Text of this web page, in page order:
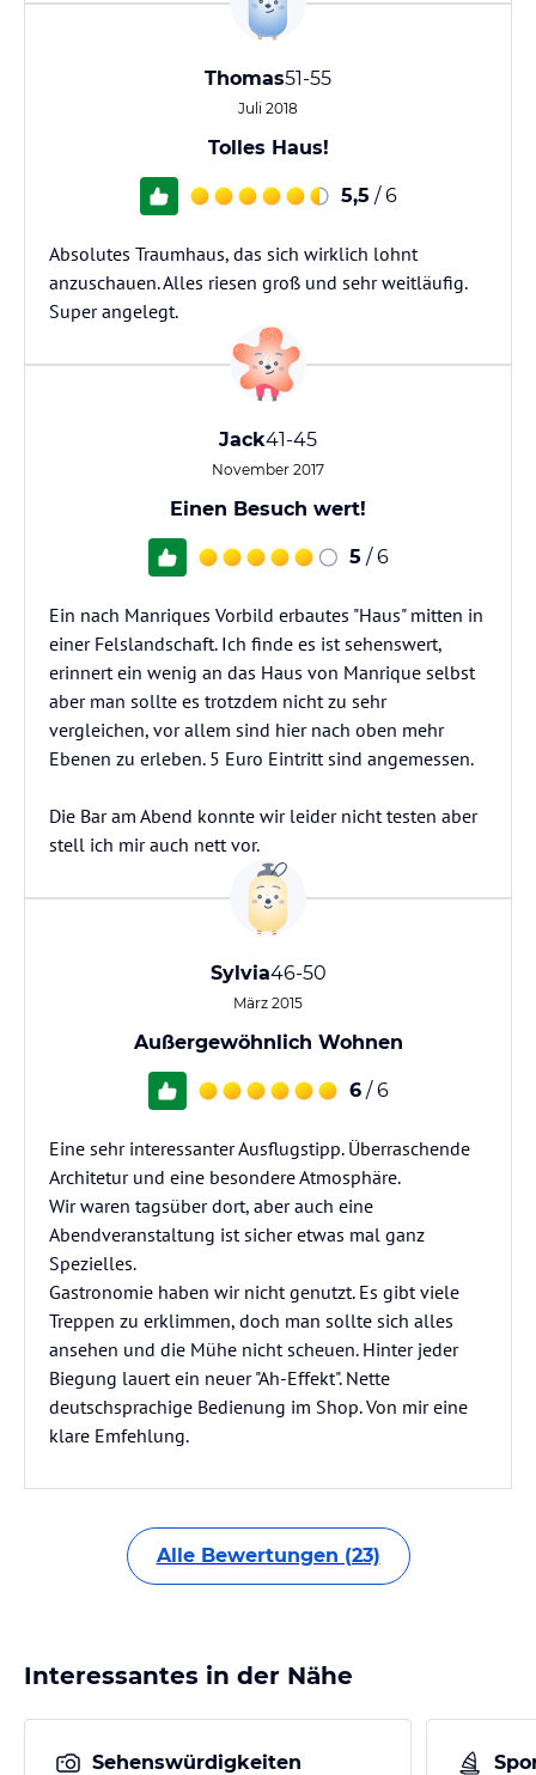
Thomas51-55
Juli 2018
Tolles Haus!
5,5 / 6
Absolutes Traumhaus, das sich wirklich lohnt
anzuschauen. Alles riesen groß und sehr weitläufig.
Super angelegt.
Jack41-45
November 2017
Einen Besuch wert!
5 / 6
Ein nach Manriques Vorbild erbautes "Haus" mitten in
einer Felslandschaft. Ich finde es ist sehenswert,
erinnert ein wenig an das Haus von Manrique selbst
aber man sollte es trotzdem nicht zu sehr
vergleichen, vor allem sind hier nach oben mehr
Ebenen zu erleben. 5 Euro Eintritt sind angemessen.
Die Bar am Abend konnte wir leider nicht testen aber
stell ich mir auch nett vor.
Sylvia46-50
März 2015
Außergewöhnlich Wohnen
6 / 6
Eine sehr interessanter Ausflugstipp. Überraschende
Architetur und eine besondere Atmosphäre.
Wir waren tagsüber dort, aber auch eine
Abendveranstaltung ist sicher etwas mal ganz
Spezielles.
Gastronomie haben wir nicht genutzt. Es gibt viele
Treppen zu erklimmen, doch man sollte sich alles
ansehen und die Mühe nicht scheuen. Hinter jeder
Biegung lauert ein neuer "Ah-Effekt". Nette
deutschsprachige Bedienung im Shop. Von mir eine
klare Emfehlung.
Alle Bewertungen (23)
Interessantes in der Nähe
Sehenswürdigkeiten